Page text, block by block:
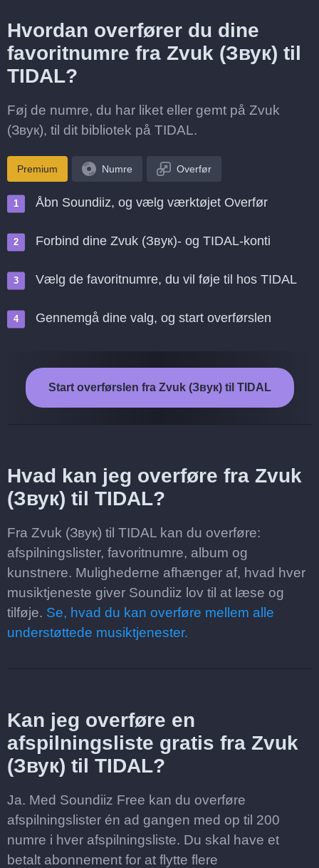
Hvordan overfører du dine
favoritnumre fra Zvuk (Звук) til
TIDAL?
Føj de numre, du har liket eller gemt på Zvuk
(Звук), til dit bibliotek på TIDAL.
Premium Numre Overfør
Åbn Soundiiz, og vælg værktøjet Overfør
Forbind dine Zvuk (Звук)- og TIDAL-konti
Vælg de favoritnumre, du vil føje til hos TIDAL
Gennemgå dine valg, og start overførslen
Start overførslen fra Zvuk (Звук) til TIDAL
Hvad kan jeg overføre fra Zvuk
(Звук) til TIDAL?
Fra Zvuk (Звук) til TIDAL kan du overføre:
afspilningslister, favoritnumre, album og
kunstnere. Mulighederne afhænger af, hvad hver
musiktjeneste giver Soundiiz lov til at læse og
tilføje. Se, hvad du kan overføre mellem alle
understøttede musiktjenester.
Kan jeg overføre en
afspilningsliste gratis fra Zvuk
(Звук) til TIDAL?
Ja. Med Soundiiz Free kan du overføre
afspilningslister én ad gangen med op til 200
numre i hver afspilningsliste. Du skal have et
betalt abonnement for at flytte flere